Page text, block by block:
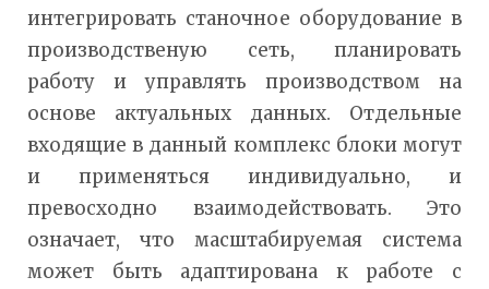
интегрировать станочное оборудование в
производственую сеть, планировать
работу и управлять производством на
основе актуальных данных. Отдельные
входящие в данный комплекс блоки могут
и применяться индивидуально, и
превосходно взаимодействовать. Это
означает, что масштабируемая система
может быть адаптирована к работе с